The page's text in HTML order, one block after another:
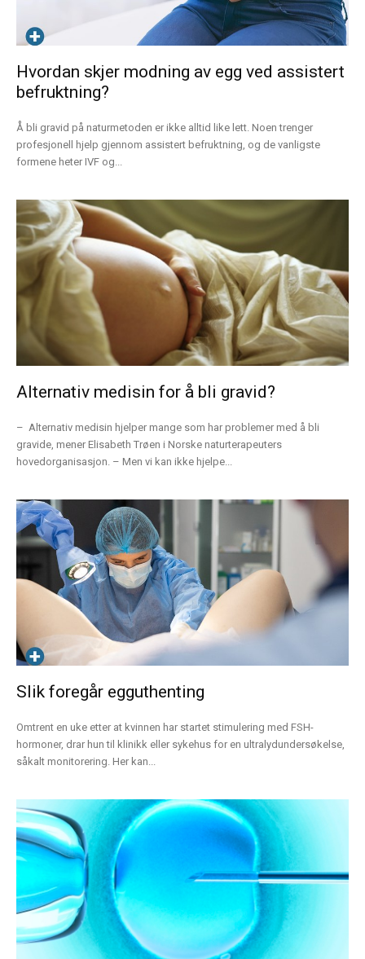
Hvordan skjer modning av egg ved assistert
befruktning?
Å bli gravid på naturmetoden er ikke alltid like lett. Noen trenger
profesjonell hjelp gjennom assistert befruktning, og de vanligste
formene heter IVF og...
Alternativ medisin for å bli gravid?
– Alternativ medisin hjelper mange som har problemer med å bli
gravide, mener Elisabeth Trøen i Norske naturterapeuters
hovedorganisasjon. – Men vi kan ikke hjelpe...
Slik foregår egguthenting
Omtrent en uke etter at kvinnen har startet stimulering med FSH-
hormoner, drar hun til klinikk eller sykehus for en ultralydundersøkelse,
såkalt monitorering. Her kan...